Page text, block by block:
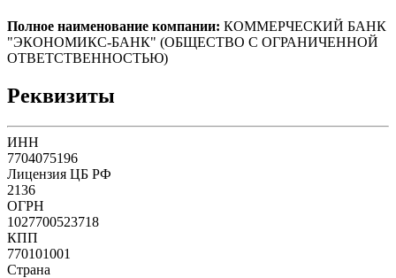
Полное наименование компании: КОММЕРЧЕСКИЙ БАНК
"ЭКОНОМИКС-БАНК" (ОБЩЕСТВО С ОГРАНИЧЕННОЙ
ОТВЕТСТВЕННОСТЬЮ)
Реквизиты
ИНН
7704075196
Лицензия ЦБ РФ
2136
ОГРН
1027700523718
КПП
770101001
Страна